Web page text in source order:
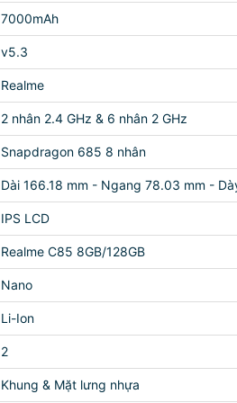
7000mAh
v5.3
Realme
2 nhân 2.4 GHz & 6 nhân 2 GHz
Snapdragon 685 8 nhân
Dài 166.18 mm - Ngang 78.03 mm -
IPS LCD
Realme C85 8GB/128GB
Nano
Li-Ion
2
Khung & Mặt lưng nhựa